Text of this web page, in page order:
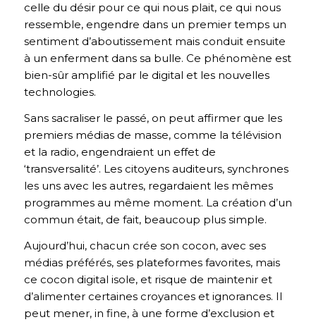
celle du désir pour ce qui nous plait, ce qui nous
ressemble, engendre dans un premier temps un
sentiment d’aboutissement mais conduit ensuite
à un enferment dans sa bulle. Ce phénomène est
bien-sûr amplifié par le digital et les nouvelles
technologies.
Sans sacraliser le passé, on peut affirmer que les
premiers médias de masse, comme la télévision
et la radio, engendraient un effet de
‘transversalité’. Les citoyens auditeurs, synchrones
les uns avec les autres, regardaient les mêmes
programmes au même moment. La création d’un
commun était, de fait, beaucoup plus simple.
Aujourd’hui, chacun crée son cocon, avec ses
médias préférés, ses plateformes favorites, mais
ce cocon digital isole, et risque de maintenir et
d’alimenter certaines croyances et ignorances. Il
peut mener, in fine, à une forme d’exclusion et